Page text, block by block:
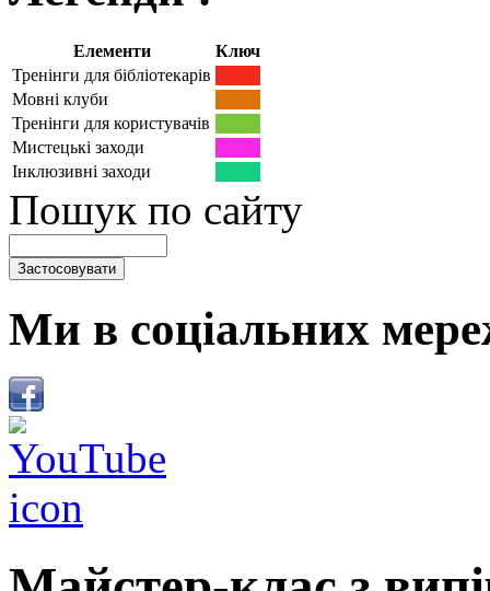
Елементи
Ключ
Тренінги для бібліотекарів
Мовні клуби
Тренінги для користувачів
Мистецькі заходи
Інклюзивні заходи
Пошук по сайту
Ми в соціальних